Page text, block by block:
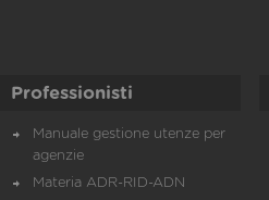
Professionisti
Manuale gestione utenze per
agenzie
Materia ADR-RID-ADN